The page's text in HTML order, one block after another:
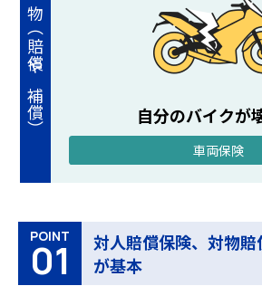
自分のバイクが
車両保険
POINT
01
対人賠償保険、対物
が基本